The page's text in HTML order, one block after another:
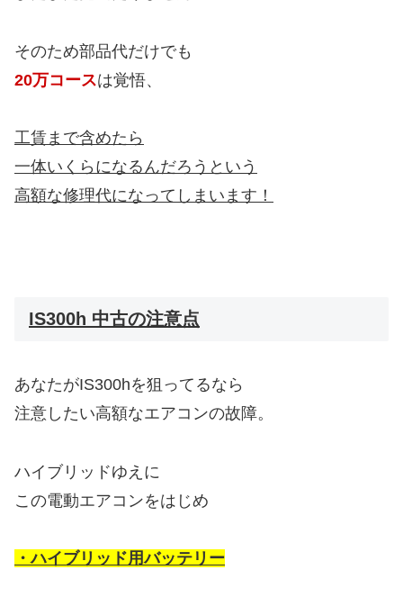
そのため部品代だけでも
20万コースは覚悟、
工賃まで含めたら
一体いくらになるんだろうという
高額な修理代になってしまいます！
IS300h 中古の注意点
あなたがIS300hを狙ってるなら
注意したい高額なエアコンの故障。
ハイブリッドゆえに
この電動エアコンをはじめ
・ハイブリッド用バッテリー